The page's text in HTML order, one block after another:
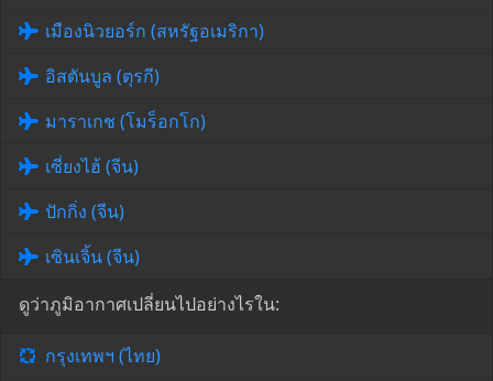
เมืองนิวยอร์ก (สหรัฐอเมริกา)
อิสตันบูล (ตุรกี)
มาราเกช (โมร็อกโก)
เซี่ยงไฮ้ (จีน)
ปักกิ่ง (จีน)
เซินเจิ้น (จีน)
ดูว่าภูมิอากาศเปลี่ยนไปอย่างไรใน:
กรุงเทพฯ (ไทย)